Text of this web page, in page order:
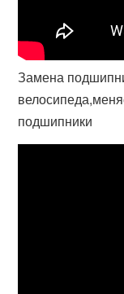
Замена
подшипники